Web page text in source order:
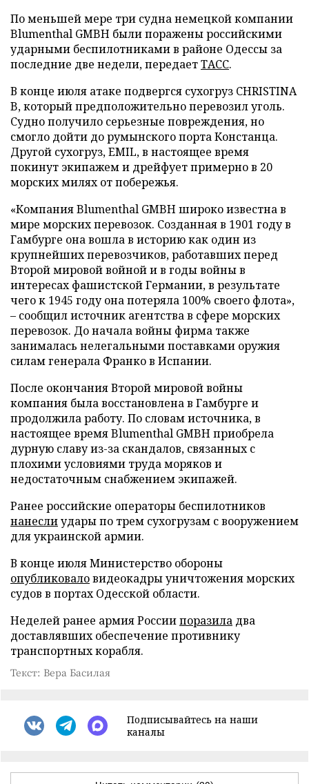
По меньшей мере три судна немецкой компании
Blumenthal GMBH были поражены российскими
ударными беспилотниками в районе Одессы за
последние две недели, передаетТАСС.
В конце июля атаке подвергся сухогруз CHRISTINA
B, который предположительно перевозил уголь.
Судно получило серьезные повреждения, но
смогло дойти до румынского порта Констанца.
Другой сухогруз, EMIL, в настоящее время
покинут экипажем и дрейфует примерно в 20
морских милях от побережья.
«Компания Blumenthal GMBH широко известна в
мире морских перевозок. Созданная в 1901 году в
Гамбурге она вошла в историю как один из
крупнейших перевозчиков, работавших перед
Второй мировой войной и в годы войны в
интересах фашистской Германии, в результате
чего к 1945 году она потеряла 100% своего флота»,
– сообщил источник агентства в сфере морских
перевозок. До начала войны фирма также
занималась нелегальными поставками оружия
силам генерала Франко в Испании.
После окончания Второй мировой войны
компания была восстановлена в Гамбурге и
продолжила работу. По словам источника, в
настоящее время Blumenthal GMBH приобрела
дурную славу из-за скандалов, связанных с
плохими условиями труда моряков и
недостаточным снабжением экипажей.
Ранее российские операторы беспилотников
нанеслиудары по трем сухогрузам с вооружением
для украинской армии.
В конце июля Министерство обороны
опубликоваловидеокадры уничтожения морских
судов в портах Одесской области.
Неделей ранее армия Россиипоразила два
доставлявших обеспечение противнику
транспортных корабля.
Текст: Вера Басилая
Подписывайтесь на наши
каналы